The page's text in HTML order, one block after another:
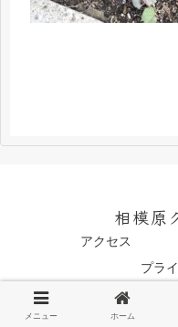
相模原
アクセス
プラ
Copyright © 2016-2026 相
メニュー ホーム